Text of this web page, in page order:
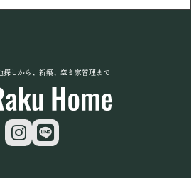
探しから、新築、空き家管理まで